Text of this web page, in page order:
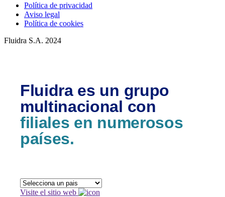
Política de privacidad
Aviso legal
Política de cookies
Fluidra S.A. 2024
Fluidra es un grupo
multinacional con
filiales en numerosos
países.
Visite el sitio web